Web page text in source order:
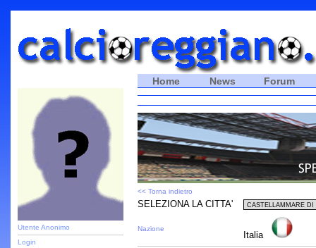
Utente Anonimo
Login
Home News Forum
<< Torna indietro
SELEZIONA LA CITTA'
Nazione
Italia